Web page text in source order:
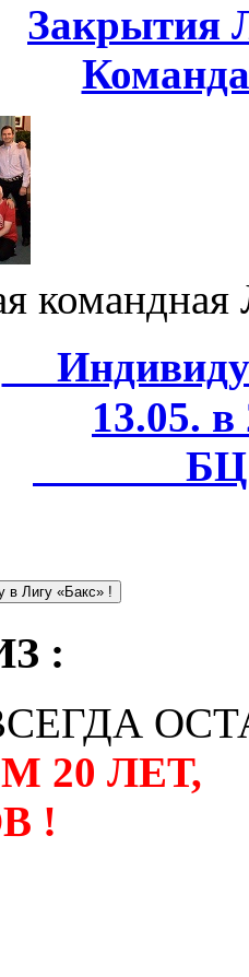
Закрытия
13.05.
БЦ
в Лигу «Бакс» !
:
20 ЛЕТ,
!